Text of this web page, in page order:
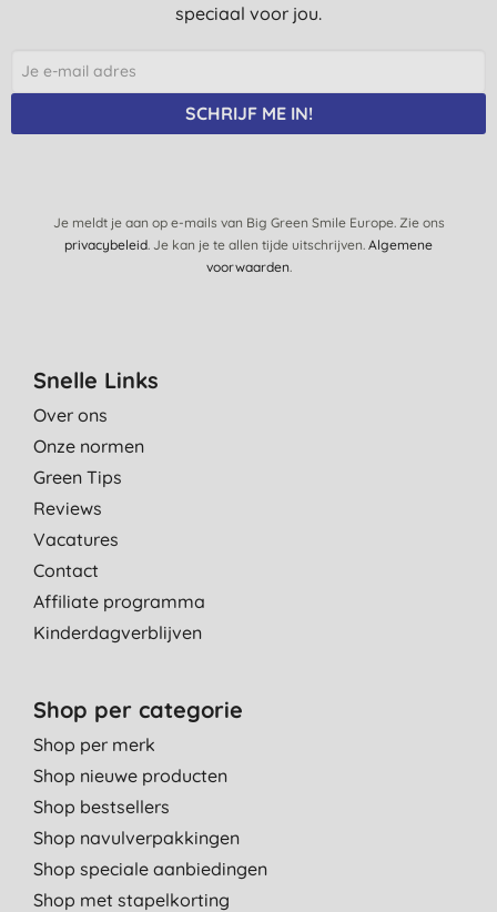
speciaal voor jou.
SCHRIJF ME IN!
Je meldt je aan op e-mails van Big Green Smile Europe. Zie ons
privacybeleid. Je kan je te allen tijde uitschrijven. Algemene
voorwaarden.
Snelle Links
Over ons
Onze normen
Green Tips
Reviews
Vacatures
Contact
Affiliate programma
Kinderdagverblijven
Shop per categorie
Shop per merk
Shop nieuwe producten
Shop bestsellers
Shop navulverpakkingen
Shop speciale aanbiedingen
Shop met stapelkorting